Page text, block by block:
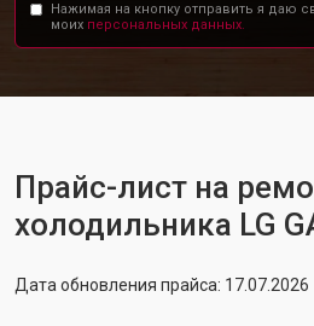
Нажимая на кнопку отправить я даю
моих персональных данных.
Прайс-лист на
холодильника LG
Дата обновления прайса: 17.07.2026